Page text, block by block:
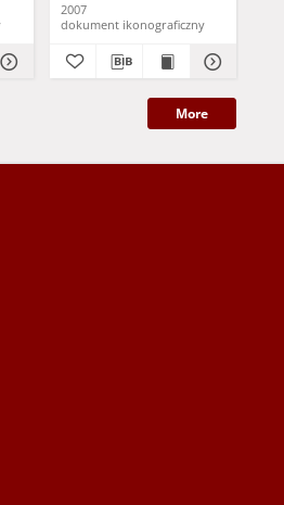
2007
dokument ikonograficzny
More